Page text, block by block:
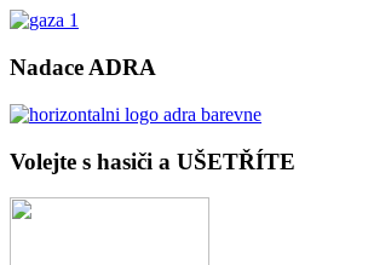
Nadace ADRA
Volejte s hasiči a UŠETŘÍTE